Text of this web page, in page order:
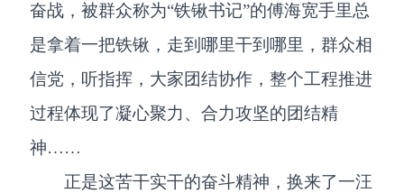
奋战，被群众称为“铁锹书记”的傅海宽手里总
是拿着一把铁锹，走到哪里干到哪里，群众相
信党，听指挥，大家团结协作，整个工程推进
过程体现了凝心聚力、合力攻坚的团结精
神……
正是这苦干实干的奋斗精神，换来了一汪